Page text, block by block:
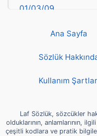
Burdur
Çankırı
Çorum
deyim
Diyarbakır
01/03/09
22/03/09
19/04/09
Ana Sayfa
Sözlük
Kullanım
Laf Sözlük, sözcükler
olduklarının, anlamlarının,
çeşitli kodlara ve pratik